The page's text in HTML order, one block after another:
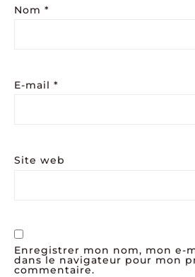
Nom *
E-mail *
Site web
Enregistrer mon nom, mon e-
dans le navigateur pour mon
commentaire.